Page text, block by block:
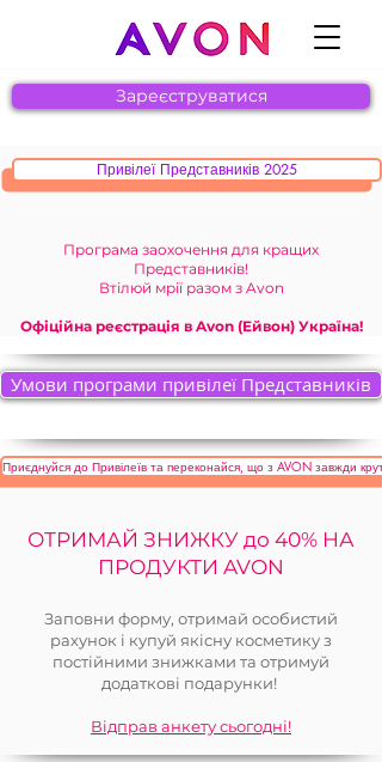
Зареєструватися
Привілеї Представників 2025
Програма заохочення для кращих
Представників!
Втілюй мрії разом з Avon
Офіційна реєстрація в Avon (Ейвон) Україна!
Умови програми привілеї Представників
ОТРИМАЙ ЗНИЖКУ до 40% НА
ПРОДУКТИ AVON
Заповни форму, отримай особистий
рахунок і купуй якісну косметику з
постійними знижками та отримуй
додаткові подарунки!
Відправ анкету сьогодні!
Приєднуйся до Привілеїв та переконайся, що з AVON завжди